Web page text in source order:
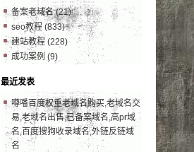
备案老域名(21)
seo教程 (833)
建站教程 (228)
成功案例 (9)
最近发表
噂噃百度权重老域名购买,老域名交
易,老域名出售,已备案域名,高pr域
名,百度搜狗收录域名,外链反链域
名